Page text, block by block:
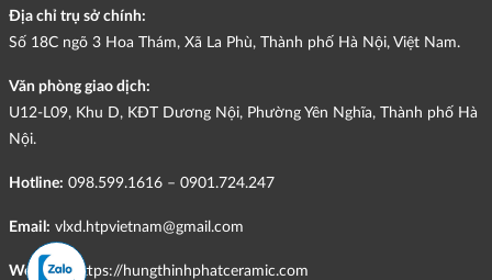
Địa chỉ trụ sở chính:
Số 18C ngõ 3 Hoa Thám, Xã La Phù, Thành phố Hà Nội, Việt Nam.
Văn phòng giao dịch:
U12-L09, Khu D, KĐT Dương Nội, Phường Yên Nghĩa, Thành phố Hà
Nội.
Hotline: 098.599.1616 – 0901.724.247
Email: vlxd.htpvietnam@gmail.com
Website: https://hungthinhphatceramic.com